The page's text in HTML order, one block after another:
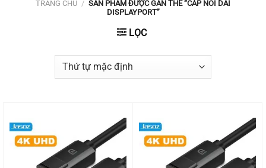
TRANG CHỦ / SẢN PHẨM ĐƯỢC GẮN THẺ “CÁP NỐI DÀI
DISPLAYPORT”
LỌC